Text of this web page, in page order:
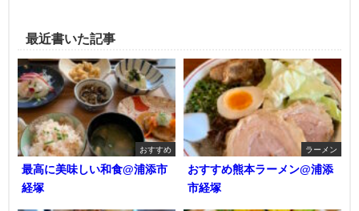
最近書いた記事
おすすめ
最高に美味しい和食@浦添市
経塚
ラーメン
おすすめ熊本ラーメン@浦添
市経塚